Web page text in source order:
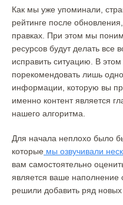
Как мы уже упоминали,
рейтинге после
правках. При этом мы
ресурсов будут делать все
исправить ситуацию. В
порекомендовать лишь
информации, которую вы
именно контент является
нашего алгоритма.
Для начала неплохо было
которые мы озвучивали
вам самостоятельно
является ваше
решили добавить ряд новых